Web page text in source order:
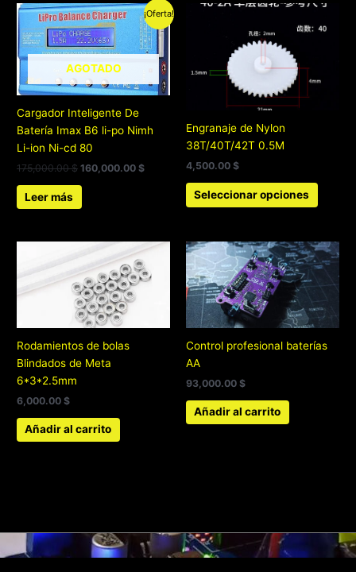
¡Oferta!
AGOTADO
Cargador Inteligente De
Batería Imax B6 li-po Nimh
Li-ion Ni-cd 80
175,000.00$
El
precio
original
era:
160,000.00$
El
precio
actual
es:
160,000.00 $.
Leer más
Engranaje de Nylon
38T/40T/42T 0.5M
4,500.00 $
Seleccionar opciones
Este
en
la
Rodamientos de bolas
Blindados de Meta
6*3*2.5mm
6,000.00$
Añadir al carrito
Control profesional baterías
AA
93,000.00 $
Añadir al carrito